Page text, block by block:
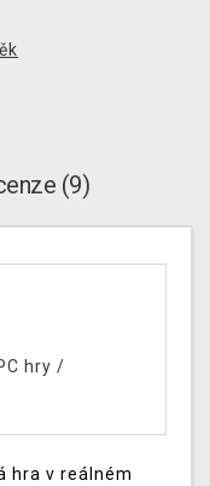
(9)
hry /
hra v reálném